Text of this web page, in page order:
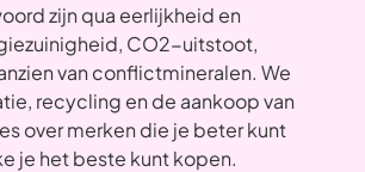
zijn qua eerlijkheid en
CO2-uitstoot,
van conflictmineralen. We
recycling en de aankoop van
over merken die je beter kunt
je het beste kunt kopen.